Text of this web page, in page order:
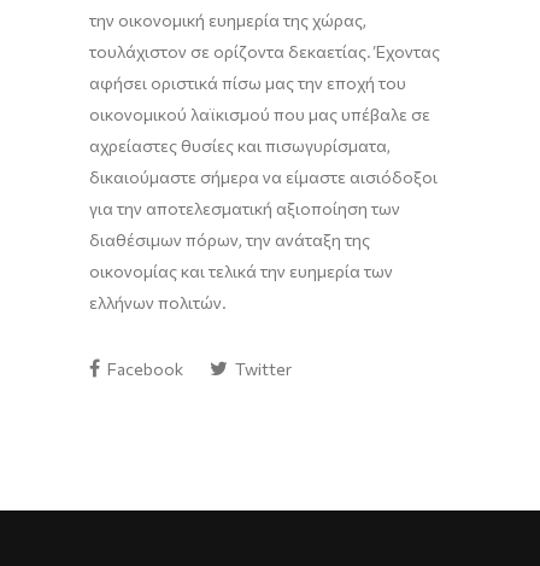
την οικονομική ευημερία της χώρας,
τουλάχιστον σε ορίζοντα δεκαετίας. Έχοντας
αφήσει οριστικά πίσω μας την εποχή του
οικονομικού λαϊκισμού που μας υπέβαλε σε
αχρείαστες θυσίες και πισωγυρίσματα,
δικαιούμαστε σήμερα να είμαστε αισιόδοξοι
για την αποτελεσματική αξιοποίηση των
διαθέσιμων πόρων, την ανάταξη της
οικονομίας και τελικά την ευημερία των
ελλήνων πολιτών.
Facebook Twitter